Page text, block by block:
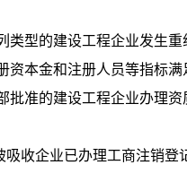
型的建设工程企业发生重
本金和注册人员等指标
准的建设工程企业办理
企业已办理工商注销登